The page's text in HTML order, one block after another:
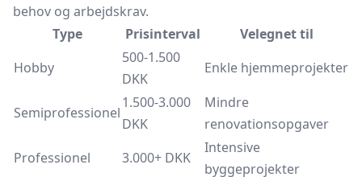
behov og arbejdskrav.
Type
Prisinterval
Velegnet til
Hobby
500-1.500
DKK
Enkle hjemmeprojekter
Semiprofessionel
1.500-3.000
DKK
Mindre
renovationsopgaver
Professionel
3.000+ DKK
Intensive
byggeprojekter